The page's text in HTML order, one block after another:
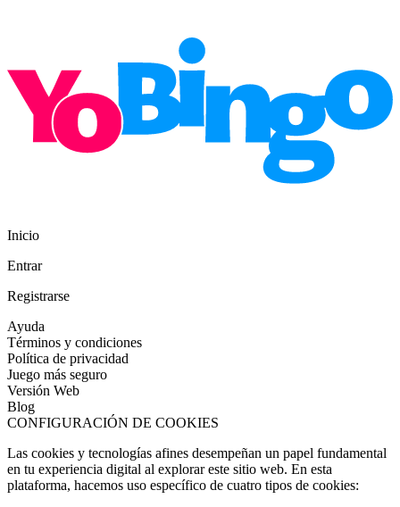
Inicio
Entrar
Registrarse
Ayuda
Términos y condiciones
Política de privacidad
Juego más seguro
Versión Web
Blog
CONFIGURACIÓN DE COOKIES
Las cookies y tecnologías afines desempeñan un papel fundamental
en tu experiencia digital al explorar este sitio web. En esta
plataforma, hacemos uso específico de cuatro tipos de cookies: